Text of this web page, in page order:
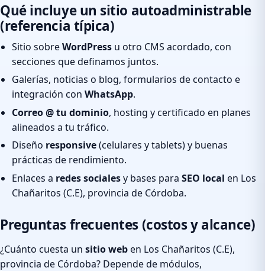
Qué incluye un sitio autoadministrable
(referencia típica)
Sitio sobreWordPress u otro CMS acordado, con
secciones que definamos juntos.
Galerías, noticias o blog, formularios de contacto e
integración con WhatsApp.
Correo @ tu dominio, hosting y certificado en planes
alineados a tu tráfico.
Diseño responsive(celulares y tablets) y buenas
prácticas de rendimiento.
Enlaces a redes socialesy bases para SEO local en Los
Chañaritos (C.E), provincia de Córdoba.
Preguntas frecuentes (costos y alcance)
¿Cuánto cuesta un sitio weben Los Chañaritos (C.E),
provincia de Córdoba? Depende de módulos,